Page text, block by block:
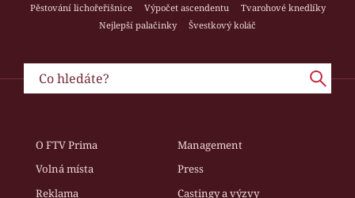
Pěstování lichořeřišnice
Výpočet ascendentu
Tvarohové knedlíky
Nejlepší palačinky
Švestkový koláč
O FTV Prima
Management
Volná místa
Press
Reklama
Castingy a výzvy